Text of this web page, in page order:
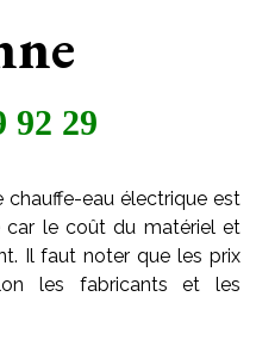
92 29
eau électrique est
car le coût du matériel et
Il faut noter que les prix
les fabricants et les